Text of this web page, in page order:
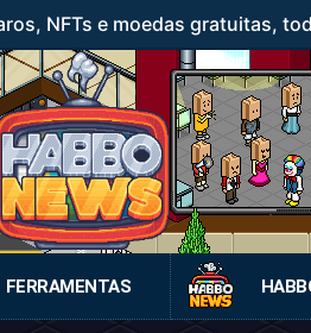
NFTs e moedas gratuitas,
FERRAMENTAS